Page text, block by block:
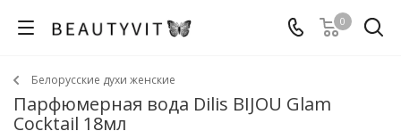
0
Белорусские духи женские
Парфюмерная вода Dilis BIJOU Glam
Cocktail 18мл